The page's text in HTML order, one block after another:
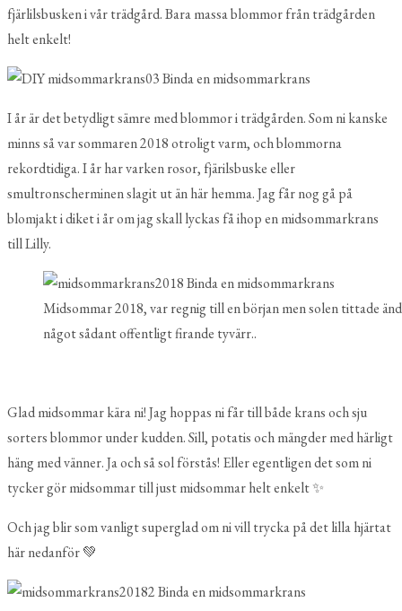
fjärlilsbusken i vår trädgård. Bara massa blommor från trädgården
helt enkelt!
I år är det betydligt sämre med blommor i trädgården. Som ni kanske
minns så var sommaren 2018 otroligt varm, och blommorna
rekordtidiga. I år har varken rosor, fjärilsbuske eller
smultronscherminen slagit ut än här hemma. Jag får nog gå på
blomjakt i diket i år om jag skall lyckas få ihop en midsommarkrans
till Lilly.
Midsommar 2018, var regnig till en början men solen tittade
något sådant offentligt firande tyvärr..
Glad midsommar kära ni! Jag hoppas ni får till både krans och sju
sorters blommor under kudden. Sill, potatis och mängder med härligt
häng med vänner. Ja och så sol förstås! Eller egentligen det som ni
tycker gör midsommar till just midsommar helt enkelt ✨
Och jag blir som vanligt superglad om ni vill trycka på det lilla hjärtat
här nedanför 💚